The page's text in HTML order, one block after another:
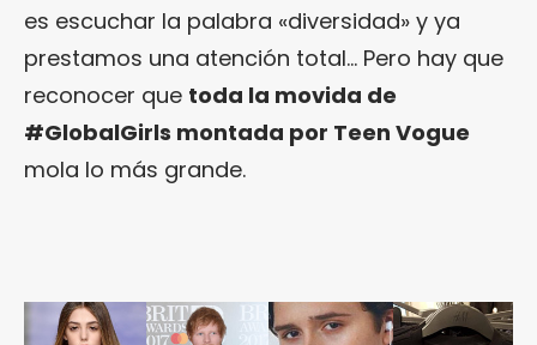
es escuchar la palabra «diversidad» y ya
prestamos una atención total… Pero hay que
reconocer que toda la movida de
#GlobalGirls montada por Teen Vogue
mola lo más grande.